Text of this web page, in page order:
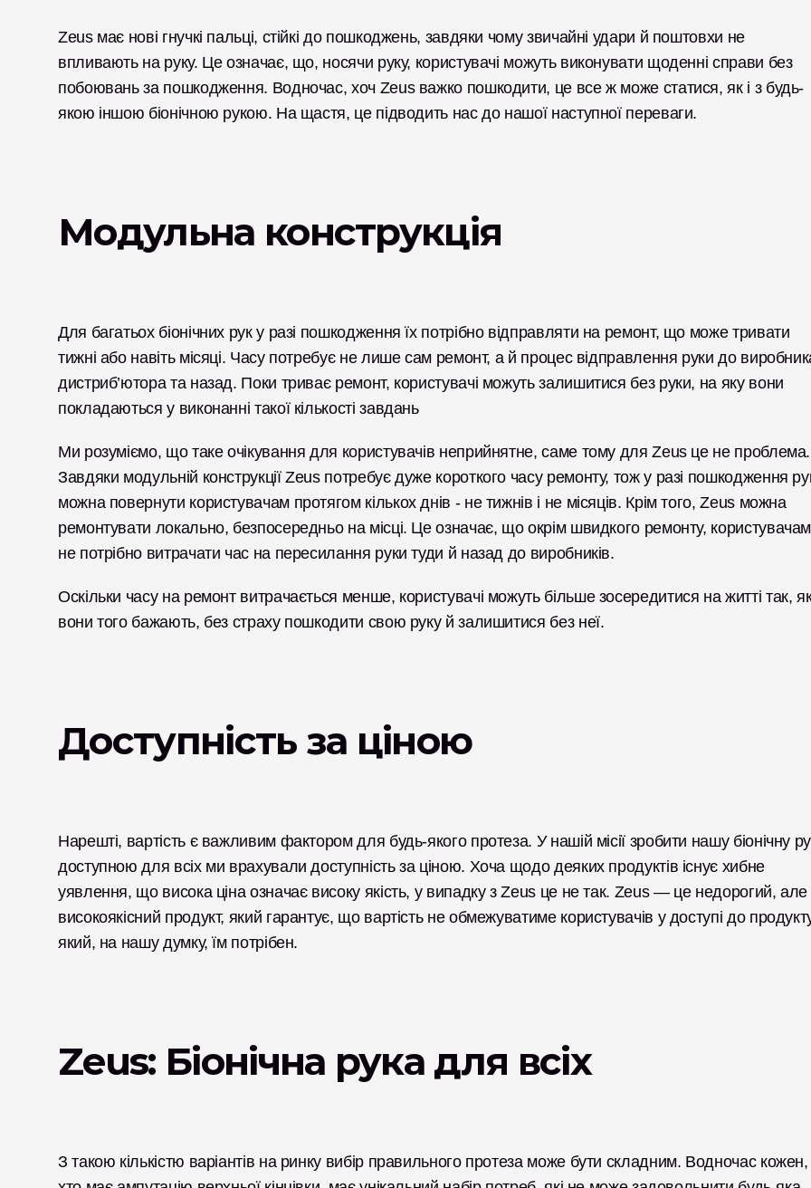
Zeus має нові гнучкі пальці, стійкі до пошкоджень, завдяки чому звичайні удари й поштовхи не
впливають на руку. Це означає, що, носячи руку, користувачі можуть виконувати щоденні справи без
побоювань за пошкодження. Водночас, хоч Zeus важко пошкодити, це все ж може статися, як і з будь-
якою іншою біонічною рукою. На щастя, це підводить нас до нашої наступної переваги.
Модульна конструкція
Для багатьох біонічних рук у разі пошкодження їх потрібно відправляти на ремонт, що може тривати
тижні або навіть місяці. Часу потребує не лише сам ремонт, а й процес відправлення руки до
дистриб’ютора та назад. Поки триває ремонт, користувачі можуть залишитися без руки, на яку вони
покладаються у виконанні такої кількості завдань
Ми розуміємо, що таке очікування для користувачів неприйнятне, саме тому для Zeus це не проблема.
Завдяки модульній конструкції Zeus потребує дуже короткого часу ремонту, тож у разі пошкодження
можна повернути користувачам протягом кількох днів - не тижнів і не місяців. Крім того, Zeus можна
ремонтувати локально, безпосередньо на місці. Це означає, що окрім швидкого ремонту, користувачам
не потрібно витрачати час на пересилання руки туди й назад до виробників.
Оскільки часу на ремонт витрачається менше, користувачі можуть більше зосередитися на житті так,
вони того бажають, без страху пошкодити свою руку й залишитися без неї.
Доступність за ціною
Нарешті, вартість є важливим фактором для будь-якого протеза. У нашій місії зробити нашу біонічну
доступною для всіх ми врахували доступність за ціною. Хоча щодо деяких продуктів існує хибне
уявлення, що висока ціна означає високу якість, у випадку з Zeus це не так. Zeus — це недорогий, але
високоякісний продукт, який гарантує, що вартість не обмежуватиме користувачів у доступі до
який, на нашу думку, їм потрібен.
Zeus: Біонічна рука для всіх
З такою кількістю варіантів на ринку вибір правильного протеза може бути складним. Водночас кожен,